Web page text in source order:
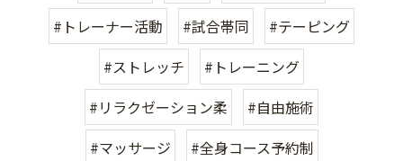
#トレーナー活動
#試合帯同
#テーピング
#ストレッチ
#トレーニング
#リラクゼーション柔
#自由施術
#マッサージ
#全身コース予約制